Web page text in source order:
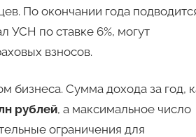
По окончании года
УСН по ставке 6%, могут
взносов.
Сумма дохода за год,
рублей, а максимальное число
ограничения для